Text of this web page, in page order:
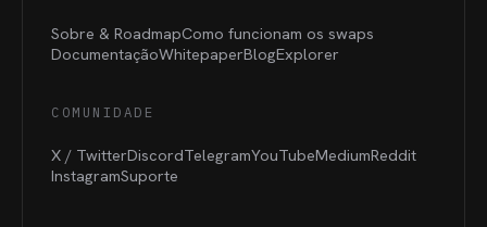
Sobre & RoadmapComo funcionam os swaps
DocumentaçãoWhitepaperBlogExplorer
COMUNIDADE
X / TwitterDiscordTelegramYouTubeMediumReddit
InstagramSuporte